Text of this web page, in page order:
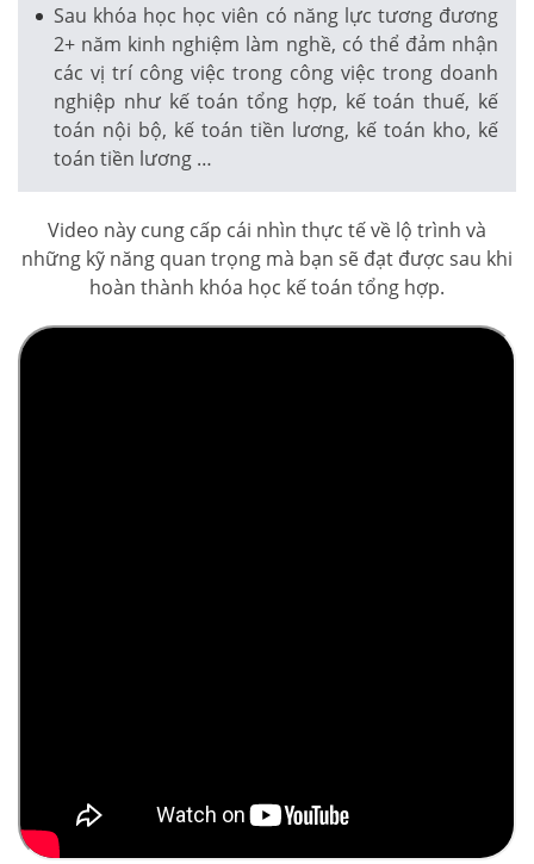
Sau khóa học học viên có năng lực tương đương
2+ năm kinh nghiệm làm nghề, có thể đảm nhận
các vị trí công việc trong công việc trong doanh
nghiệp như kế toán tổng hợp, kế toán thuế, kế
toán nội bộ, kế toán tiền lương, kế toán kho, kế
toán tiền lương …
Video này cung cấp cái nhìn thực tế về lộ trình và
những kỹ năng quan trọng mà bạn sẽ đạt được sau khi
hoàn thành khóa học kế toán tổng hợp.